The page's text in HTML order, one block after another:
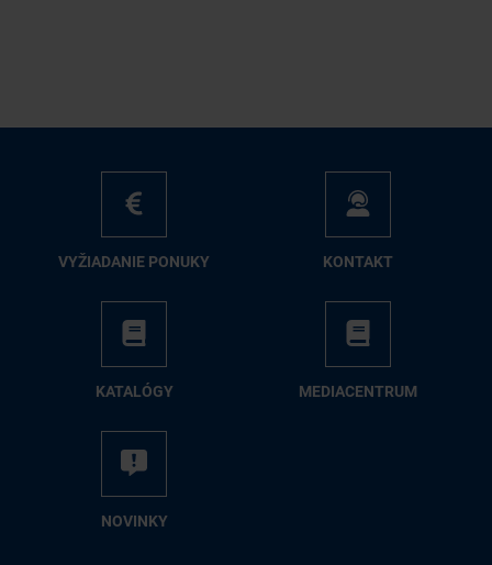
VY­ŽIA­DA­NIE PO­NU­KY KON­TAKT
KA­TA­LÓ­GY ME­DIA­CEN­TRUM
NO­VIN­KY